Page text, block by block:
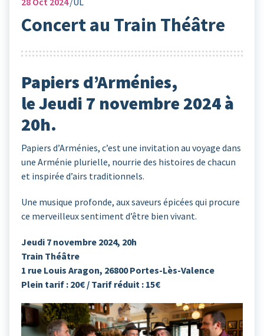
Concert au Train Théâtre
Papiers d’Arménies,
le Jeudi 7 novembre 2024 à
20h.
Papiers d’Arménies, c’est une invitation au voyage dans
une Arménie plurielle, nourrie des histoires de chacun
et inspirée d’airs traditionnels.
Une musique profonde, aux saveurs épicées qui procure
ce merveilleux sentiment d’être bien vivant.
Jeudi 7 novembre 2024, 20h
Train Théâtre
1 rue Louis Aragon, 26800 Portes-Lès-Valence
Plein tarif : 20€ / Tarif réduit : 15€